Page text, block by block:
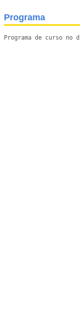
Programa
Programa de curso no